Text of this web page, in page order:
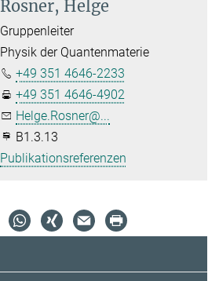
Rosner, Helge
Gruppenleiter
Physik der Quantenmaterie
+49 351 4646-2233
+49 351 4646-4902
Helge.Rosner@...
B1.3.13
Publikationsreferenzen